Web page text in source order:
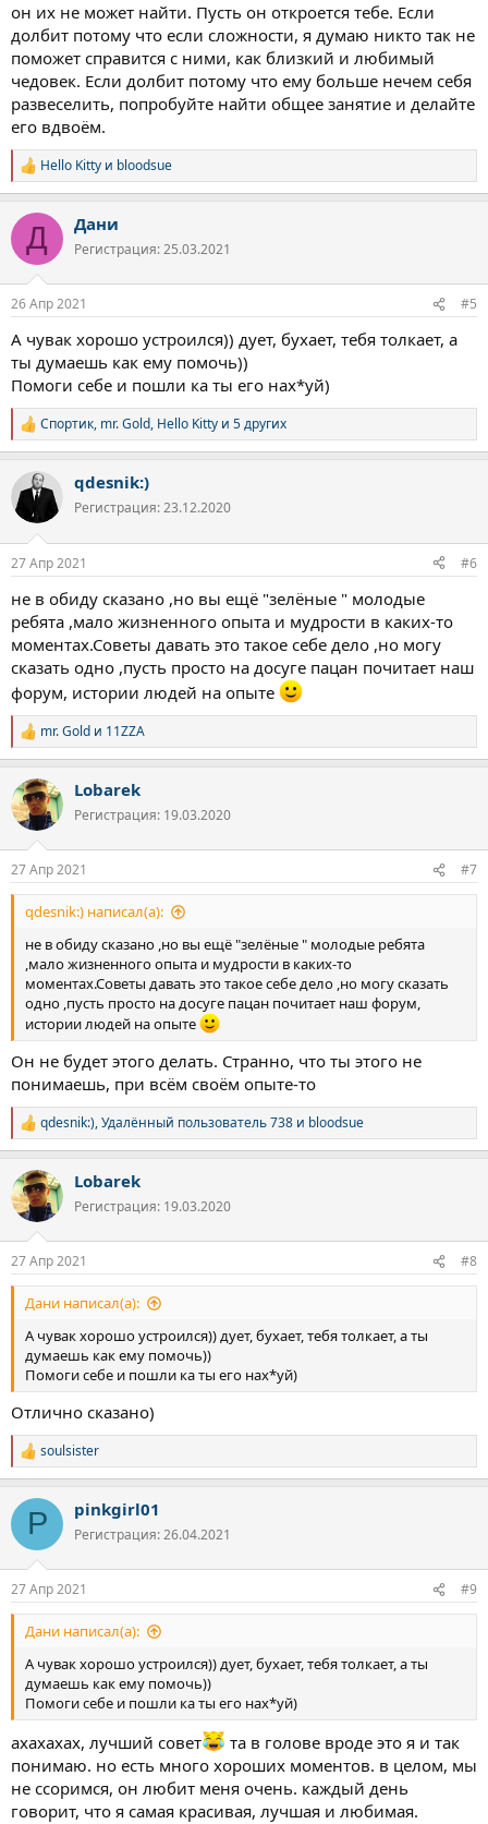
он их не может найти. Пусть он откроется тебе. Если
долбит потому что если сложности, я думаю никто так не
поможет справится с ними, как близкий и любимый
чедовек. Если долбит потому что ему больше нечем себя
развеселить, попробуйте найти общее занятие и делайте
его вдвоём.
Р
е
к
ц
и
Hello Kitty и bloodsue
Д Дани
Регистрация: 25.03.2021
26 Апр 2021 #5
А чувак хорошо устроился)) дует, бухает, тебя толкает, а
ты думаешь как ему помочь))
Помоги себе и пошли ка ты его нах*уй)
Р
е
к
ц
и
Спортик, mr. Gold, Hello Kitty и 5 других
qdesnik:)
Регистрация: 23.12.2020
27 Апр 2021 #6
не в обиду сказано ,но вы ещё "зелёные " молодые
ребята ,мало жизненного опыта и мудрости в каких-то
моментах.Советы давать это такое себе дело ,но могу
сказать одно ,пусть просто на досуге пацан почитает наш
форум, истории людей на опыте
Р
е
к
ц
и
mr. Gold и 11ZZA
Lobarek
Регистрация: 19.03.2020
27 Апр 2021 #7
qdesnik:) написал(а):
не в обиду сказано ,но вы ещё "зелёные " молодые ребята
,мало жизненного опыта и мудрости в каких-то
моментах.Советы давать это такое себе дело ,но могу сказать
одно ,пусть просто на досуге пацан почитает наш форум,
истории людей на опыте
Он не будет этого делать. Странно, что ты этого не
понимаешь, при всём своём опыте-то
Р
е
к
ц
и
qdesnik:),Удалённый пользователь 738 и bloodsue
Lobarek
Регистрация: 19.03.2020
27 Апр 2021 #8
Дани написал(а):
А чувак хорошо устроился)) дует, бухает, тебя толкает, а ты
думаешь как ему помочь))
Помоги себе и пошли ка ты его нах*уй)
Отлично сказано)
Р
е
к
и
soulsister
P pinkgirl01
Регистрация: 26.04.2021
27 Апр 2021 #9
Дани написал(а):
А чувак хорошо устроился)) дует, бухает, тебя толкает, а ты
думаешь как ему помочь))
Помоги себе и пошли ка ты его нах*уй)
ахахахах, лучший совет
та в голове вроде это я и так
понимаю. но есть много хороших моментов. в целом, мы
не ссоримся, он любит меня очень. каждый день
говорит, что я самая красивая, лучшая и любимая.